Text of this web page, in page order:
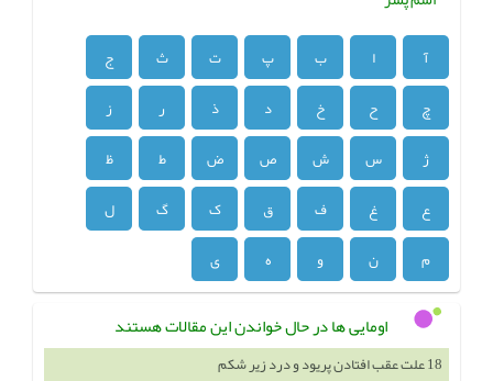
آ ا ب پ ت ث
ج
چ
ح خ د ذ ر
ز
ژ
س ش ص ض ط
ظ
ع
غ ف ق ک گ
ل
م
ن و ه ی
اومایی ها در حال خواندن این مقالات هستند
14 سوال رایج شما درباره اسپرم